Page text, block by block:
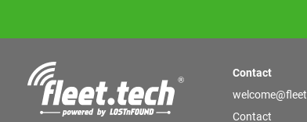
Contact
Contact